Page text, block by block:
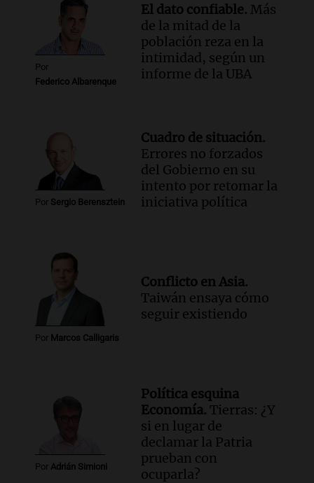
Por
Federico Albarenque
El dato confiable. Más
de la mitad de la
población reza en la
intimidad, según un
informe de la UBA
Por Sergio Berensztein
Cuadro de situación.
Errores no forzados
del Gobierno en su
intento por retomar la
iniciativa política
Por Marcos Calligaris
Conflicto en Asia.
Taiwán ensaya cómo
seguir existiendo
Por Adrián Simioni
Política esquina
Economía. Tierras: ¿Y
si en lugar de
declamar la Patria
prueban con
ocuparla?